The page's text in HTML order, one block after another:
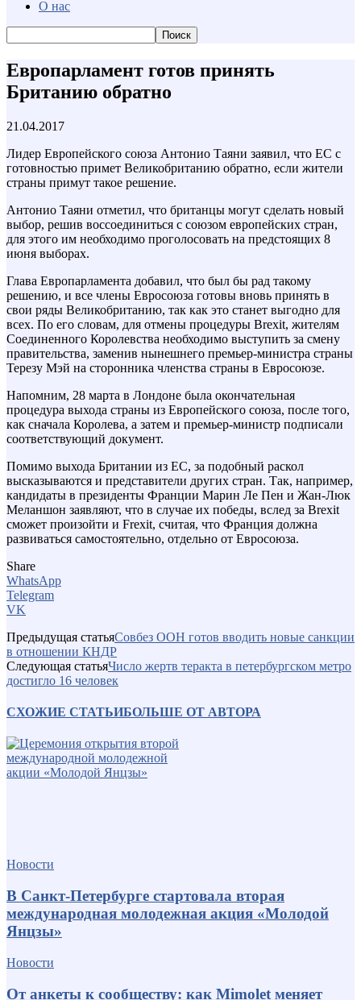
О нас
Европарламент готов принять
Британию обратно
21.04.2017
Лидер Европейского союза Антонио Таяни заявил, что ЕС с
готовностью примет Великобританию обратно, если жители
страны примут такое решение.
Антонио Таяни отметил, что британцы могут сделать новый
выбор, решив воссоединиться с союзом европейских стран,
для этого им необходимо проголосовать на предстоящих 8
июня выборах.
Глава Европарламента добавил, что был бы рад такому
решению, и все члены Евросоюза готовы вновь принять в
свои ряды Великобританию, так как это станет выгодно для
всех. По его словам, для отмены процедуры Brexit, жителям
Соединенного Королевства необходимо выступить за смену
правительства, заменив нынешнего премьер-министра страны
Терезу Мэй на сторонника членства страны в Евросоюзе.
Напомним, 28 марта в Лондоне была окончательная
процедура выхода страны из Европейского союза, после того,
как сначала Королева, а затем и премьер-министр подписали
соответствующий документ.
Помимо выхода Британии из ЕС, за подобный раскол
высказываются и представители других стран. Так, например,
кандидаты в президенты Франции Марин Ле Пен и Жан-Люк
Меланшон заявляют, что в случае их победы, вслед за Brexit
сможет произойти и Frexit, считая, что Франция должна
развиваться самостоятельно, отдельно от Евросоюза.
Share
WhatsApp
Telegram
VK
Предыдущая статьяСовбез ООН готов вводить новые санкции
в отношении КНДР
Следующая статьяЧисло жертв теракта в петербургском метро
достигло 16 человек
СХОЖИЕ СТАТЬИБОЛЬШЕ ОТ АВТОРА
Новости
В Санкт-Петербурге стартовала вторая
международная молодежная акция «Молодой
Янцзы»
Новости
От анкеты к сообществу: как Mimolet меняет